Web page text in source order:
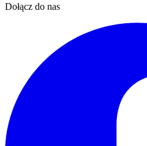
Dołącz do nas